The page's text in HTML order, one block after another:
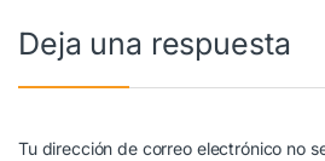
Deja una respuesta
Tu dirección de correo electrónico no